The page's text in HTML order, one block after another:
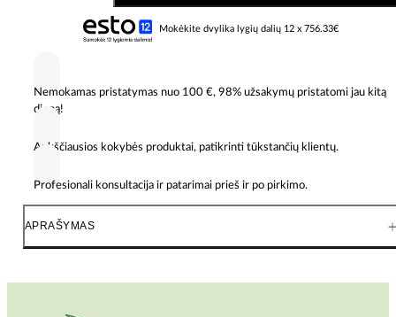
ZXM5475
cm
vejapjovė
AG
varikliu
Mokėkite dvylika lygių dalių 12 x 756.33€
Nemokamas pristatymas nuo 100 €, 98% užsakymų pristatomi jau kitą
dieną!
Aukščiausios kokybės produktai, patikrinti tūkstančių klientų.
Profesionali konsultacija ir patarimai prieš ir po pirkimo.
APRAŠYMAS